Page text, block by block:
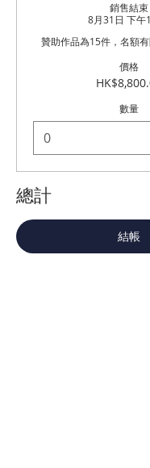
銷售結束
8月31日 下午
贊助作品為15件，名額有
價格
數量
總計
結帳